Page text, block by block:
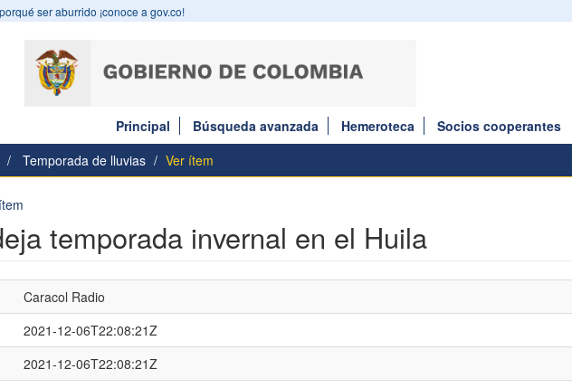
ser aburrido ¡conoce a gov.co!
Principal Búsqueda avanzada Hemeroteca
Socios cooperantes
Temporada de lluvias Ver ítem
temporada invernal en el Huila
Caracol Radio
2021-12-06T22:08:21Z
2021-12-06T22:08:21Z